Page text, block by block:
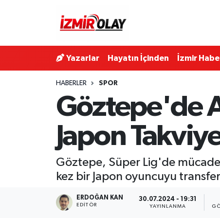
Yazarlar Hayatın İçinden İzmir
HABERLER SPOR
Göztepe'de
Japon
Göztepe, Süper Lig'de
kez bir Japon oyuncuyu
ERDOĞAN KAN
EDITÖR
30.07.2024 - 19:31
YAYINLANMA
Konak Trafik Yoğunluk Haritası
Süper Lig Puan Durumu ve Fikstür
Tüm Manşetler
Son Dakika Haberleri
Haber Arşivi